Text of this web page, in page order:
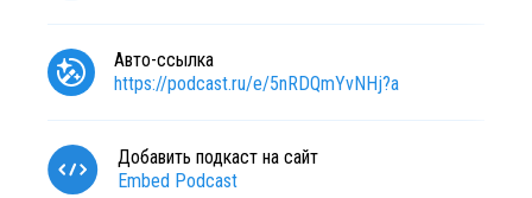
Авто-ссылка
https://podcast.ru/e/5nRDQmYvNHj?a
Добавить подкаст на сайт
Embed Podcast